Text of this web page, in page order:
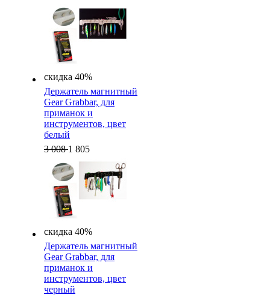
скидка 40%
Держатель магнитный
Gear Grabbar, для
приманок и
инструментов, цвет
белый
3 0081 805
скидка 40%
Держатель магнитный
Gear Grabbar, для
приманок и
инструментов, цвет
черный